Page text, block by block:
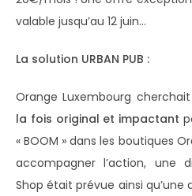
valable jusqu’au 12 juin…
La solution URBAN PUB :
Orange Luxembourg cherchait
la fois original et impactant
« BOOM » dans les boutiques
accompagner l’action, une
Shop était prévue ainsi